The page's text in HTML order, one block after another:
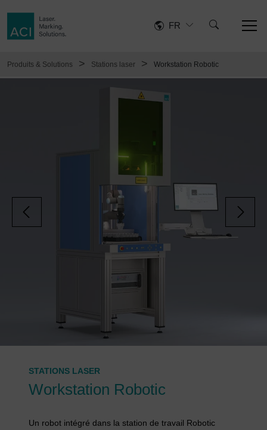
FR
Produits & Solutions > Stations laser > Workstation Robotic
STATIONS LASER
Workstation Robotic
Un robot intégré dans la station de travail Robotic